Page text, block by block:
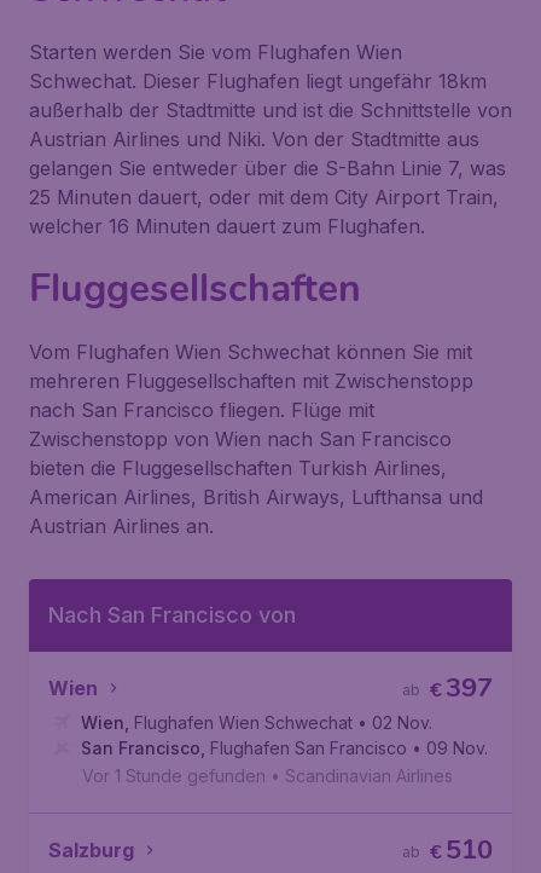
Starten werden Sie vom Flughafen Wien
Schwechat. Dieser Flughafen liegt ungefähr 18km
außerhalb der Stadtmitte und ist die Schnittstelle von
Austrian Airlines und Niki. Von der Stadtmitte aus
gelangen Sie entweder über die S-Bahn Linie 7, was
25 Minuten dauert, oder mit dem City Airport Train,
welcher 16 Minuten dauert zum Flughafen.
Fluggesellschaften
Vom Flughafen Wien Schwechat können Sie mit
mehreren Fluggesellschaften mit Zwischenstopp
nach San Francisco fliegen. Flüge mit
Zwischenstopp von Wien nach San Francisco
bieten die Fluggesellschaften Turkish Airlines,
American Airlines, British Airways, Lufthansa und
Austrian Airlines an.
Nach San Francisco von
Wien €397
ab
Wien Flughafen Wien Schwechat • 02 Nov.
San Francisco Flughafen San Francisco • 09 Nov.
Vor 1 Stunde gefunden • Scandinavian Airlines
Salzburg €510
ab